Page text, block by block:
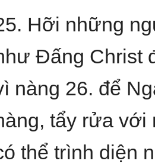
Hỡi những
Đấng Christ
nàng 26. để
tẩy rửa với
thể trình diện